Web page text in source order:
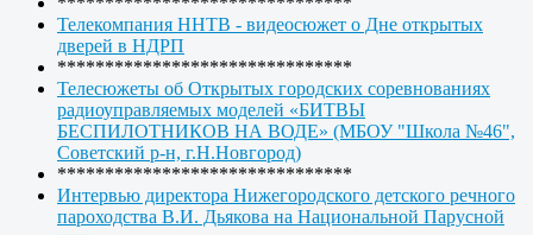
Телекомпания ННТВ - видеосюжет о Дне открытых
дверей в НДРП
*******************************
Телесюжеты об Открытых городских соревнованиях
радиоуправляемых моделей «БИТВЫ
БЕСПИЛОТНИКОВ НА ВОДЕ» (МБОУ "Школа №46",
Советский р-н, г.Н.Новгород)
*******************************
Интервью директора Нижегородского детского речного
пароходства В.И. Дьякова на Национальной Парусной